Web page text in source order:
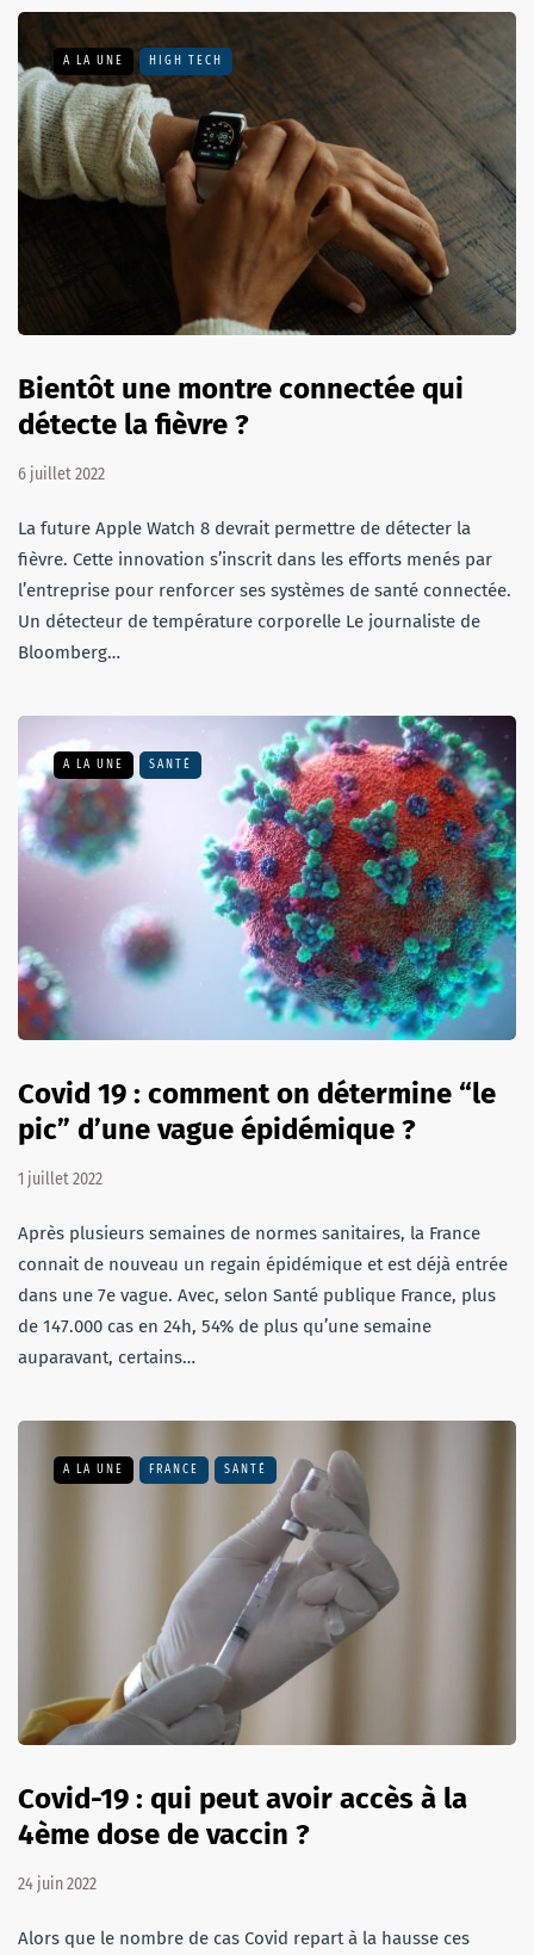
A LA UNE HIGH TECH
Bientôt une montre connectée qui
détecte la fièvre ?
6 juillet 2022
La future Apple Watch 8 devrait permettre de détecter la
fièvre. Cette innovation s’inscrit dans les efforts menés par
l’entreprise pour renforcer ses systèmes de santé connectée.
Un détecteur de température corporelle Le journaliste de
Bloomberg…
A LA UNE SANTÉ
Covid 19 : comment on détermine “le
pic” d’une vague épidémique ?
1 juillet 2022
Après plusieurs semaines de normes sanitaires, la France
connait de nouveau un regain épidémique et est déjà entrée
dans une 7e vague. Avec, selon Santé publique France, plus
de 147.000 cas en 24h, 54% de plus qu’une semaine
auparavant, certains…
A LA UNE FRANCE SANTÉ
Covid-19 : qui peut avoir accès à la
4ème dose de vaccin ?
24 juin 2022
Alors que le nombre de cas Covid repart à la hausse ces